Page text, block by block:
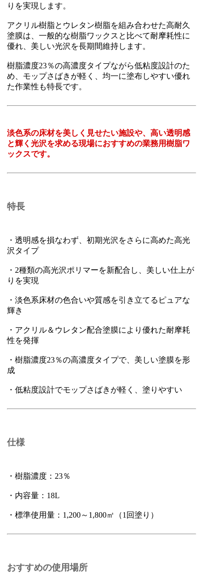
りを実現します。
アクリル樹脂とウレタン樹脂を組み合わせた高耐久
塗膜は、一般的な樹脂ワックスと比べて耐摩耗性に
優れ、美しい光沢を長期間維持します。
樹脂濃度23％の高濃度タイプながら低粘度設計のた
め、モップさばきが軽く、均一に塗布しやすい優れ
た作業性も特長です。
淡色系の床材を美しく見せたい施設や、高い透明感
と輝く光沢を求める現場におすすめの業務用樹脂ワ
ックスです。
特長
・透明感を損なわず、初期光沢をさらに高めた高光
沢タイプ
・2種類の高光沢ポリマーを新配合し、美しい仕上が
りを実現
・淡色系床材の色合いや質感を引き立てるピュアな
輝き
・アクリル＆ウレタン配合塗膜により優れた耐摩耗
性を発揮
・樹脂濃度23％の高濃度タイプで、美しい塗膜を形
成
・低粘度設計でモップさばきが軽く、塗りやすい
仕様
・樹脂濃度：23％
・内容量：18L
・標準使用量：1,200～1,800㎡（1回塗り）
おすすめの使用場所